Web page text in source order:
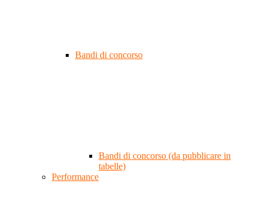
Bandi di concorso
Bandi di concorso (da pubblicare in
tabelle)
Performance